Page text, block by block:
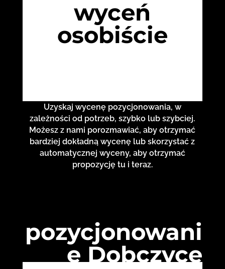
wyceń
osobiście
Uzyskaj wycenę pozycjonowania, w
zależności od potrzeb, szybko lub szybciej.
Możesz z nami porozmawiać, aby otrzymać
bardziej dokładną wycenę lub skorzystać z
automatycznej wyceny, aby otrzymać
propozycję tu i teraz.
pozycjonowani
e Dobczyce